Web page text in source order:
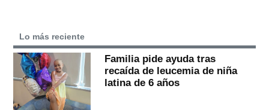
Lo más reciente
Familia pide ayuda tras
recaída de leucemia de niña
latina de 6 años